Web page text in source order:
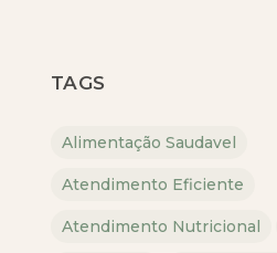
TAGS
Alimentação Saudavel
Atendimento Eficiente
Atendimento Nutricional